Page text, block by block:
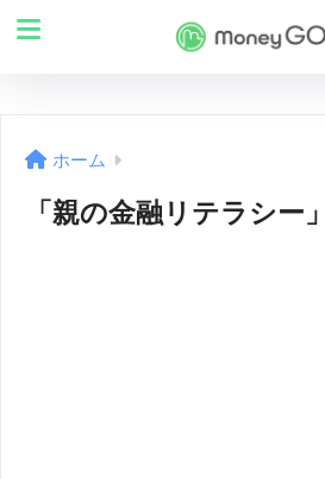
ホーム
「親の金融リテラシー